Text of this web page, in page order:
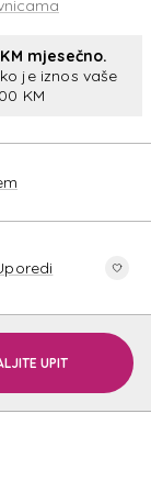
mjesečno.
je iznos vaše
KM
UPIT